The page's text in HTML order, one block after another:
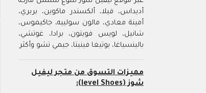
أديداس، فيلا، ألكسندر ماكوين، بربري،
أمينة معادي، مالون سولييه، جاكيموس،
شانيل، لويس فويتون، برادا، غوتشي،
بالينسياغا، بوتيغا فينيتا، جيمي تشو وأكثر
مميزات التسوق من متجر ليفيل
شوز (level Shoes):